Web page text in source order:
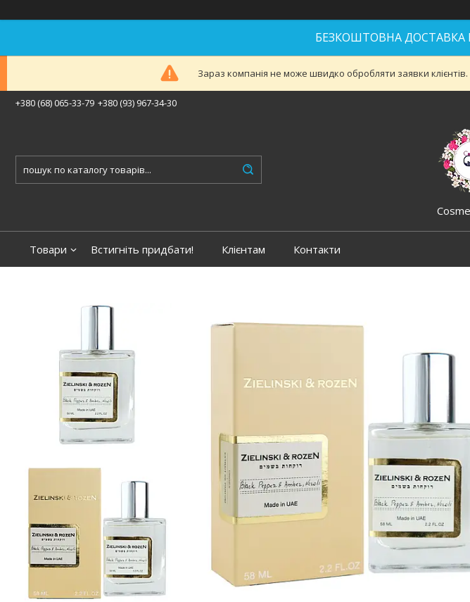
БЕЗКОШТОВНА ДОСТАВКА
Зараз компанія не може швидко обробляти заявки
+380 (68) 065-33-79 +380 (93) 967-34-30
Товари Встигніть придбати! Клієнтам Контакти